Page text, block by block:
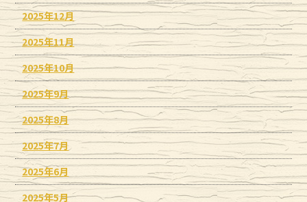
2025年12月
2025年11月
2025年10月
2025年9月
2025年8月
2025年7月
2025年6月
2025年5月